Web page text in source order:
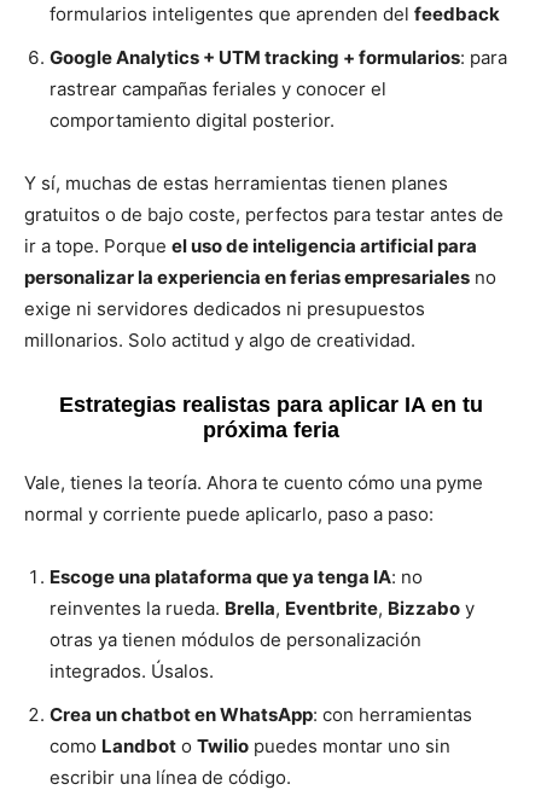
formularios inteligentes que aprenden del feedback
Google Analytics + UTM tracking + formularios: para
rastrear campañas feriales y conocer el
comportamiento digital posterior.
Y sí, muchas de estas herramientas tienen planes
gratuitos o de bajo coste, perfectos para testar antes de
ir a tope. Porque el uso de inteligencia artificial para
personalizar la experiencia en ferias empresariales no
exige ni servidores dedicados ni presupuestos
millonarios. Solo actitud y algo de creatividad.
Estrategias realistas para aplicar IA en tu
próxima feria
Vale, tienes la teoría. Ahora te cuento cómo una pyme
normal y corriente puede aplicarlo, paso a paso:
Escoge una plataforma que ya tenga IA: no
reinventes la rueda. Brella, Eventbrite, Bizzabo y
otras ya tienen módulos de personalización
integrados. Úsalos.
Crea un chatbot en WhatsApp: con herramientas
como Landbot o Twilio puedes montar uno sin
escribir una línea de código.